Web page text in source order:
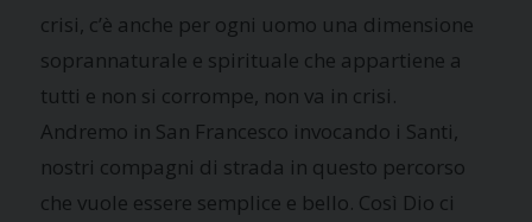
crisi, c’è anche per ogni uomo una dimensione
soprannaturale e spirituale che appartiene a
tutti e non si corrompe, non va in crisi.
Andremo in San Francesco invocando i Santi,
nostri compagni di strada in questo percorso
che vuole essere semplice e bello. Così Dio ci